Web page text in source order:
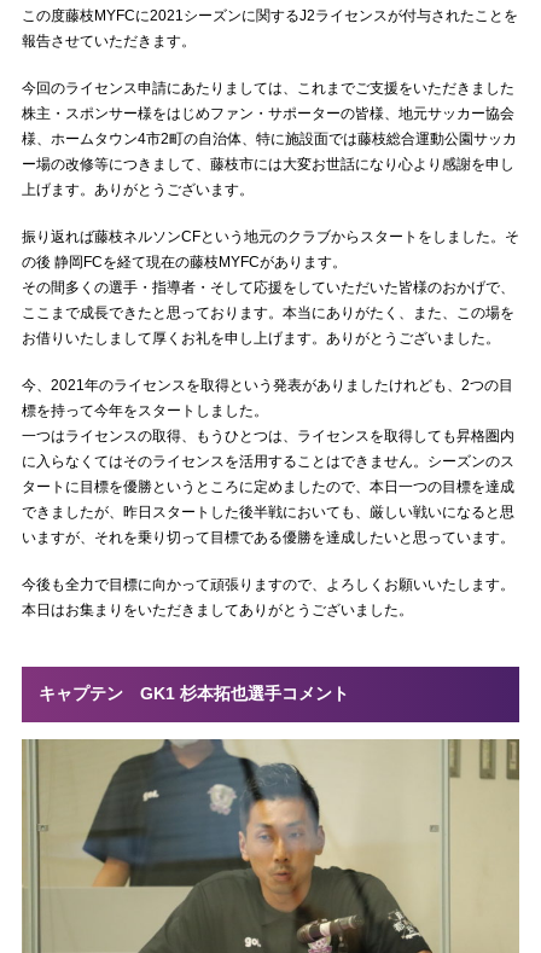
この度藤枝MYFCに2021シーズンに関するJ2ライセンスが付与されたことを
報告させていただきます。
今回のライセンス申請にあたりましては、これまでご支援をいただきました
株主・スポンサー様をはじめファン・サポーターの皆様、地元サッカー協会
様、ホームタウン4市2町の自治体、特に施設面では藤枝総合運動公園サッカ
ー場の改修等につきまして、藤枝市には大変お世話になり心より感謝を申し
上げます。ありがとうございます。
振り返れば藤枝ネルソンCFという地元のクラブからスタートをしました。そ
の後 静岡FCを経て現在の藤枝MYFCがあります。
その間多くの選手・指導者・そして応援をしていただいた皆様のおかげで、
ここまで成長できたと思っております。本当にありがたく、また、この場を
お借りいたしまして厚くお礼を申し上げます。ありがとうございました。
今、2021年のライセンスを取得という発表がありましたけれども、2つの目
標を持って今年をスタートしました。
一つはライセンスの取得、もうひとつは、ライセンスを取得しても昇格圏内
に入らなくてはそのライセンスを活用することはできません。シーズンのス
タートに目標を優勝というところに定めましたので、本日一つの目標を達成
できましたが、昨日スタートした後半戦においても、厳しい戦いになると思
いますが、それを乗り切って目標である優勝を達成したいと思っています。
今後も全力で目標に向かって頑張りますので、よろしくお願いいたします。
本日はお集まりをいただきましてありがとうございました。
キャプテン GK1 杉本拓也選手コメント